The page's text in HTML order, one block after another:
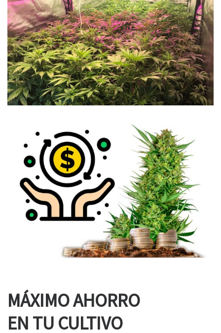
MÁXIMO AHORRO
EN TU CULTIVO